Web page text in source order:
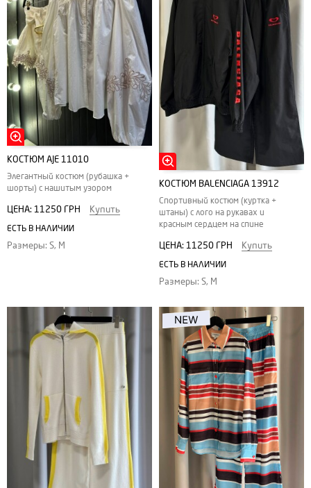
КОСТЮМ AJE 11010
Элегантный костюм (рубашка +
шорты) с нашитым узором
ЦЕНА: 11250 ГРН Купить
ЕСТЬ В НАЛИЧИИ
Размеры: S, M
КОСТЮМ BALENCIAGA 13912
Спортивный костюм (куртка +
штаны) с лого на рукавах и
красным сердцем на спине
ЦЕНА: 11250 ГРН Купить
ЕСТЬ В НАЛИЧИИ
Размеры: S, M